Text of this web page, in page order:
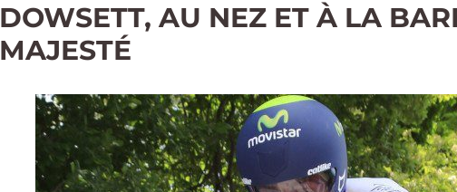
DOWSETT, AU NEZ ET À LA
MAJESTÉ